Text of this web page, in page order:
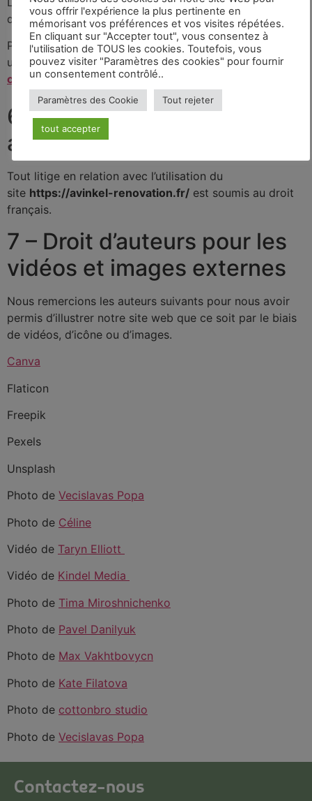
de
13mois.
Pour plus d’informations sur la façon dont nous faisons
usage des cookies, lisez notrepolitique de
confidentialite.
6 – Droit applicable et
attribution de juridiction.
Tout litige en relation avec l’utilisation du
site https://avinkel-renovation.fr/ est soumis au droit
français.
7 – Droit d’auteurs pour les
vidéos et images externes
Nous remercions les auteurs suivants pour nous avoir
permis d’illustrer notre site web que ce soit par le biais
de vidéos, d’icône ou d’images.
Canva
Flaticon
Freepik
Pexels
Unsplash
Photo de Vecislavas Popa
Photo de Céline
Vidéo de Taryn Elliott
Vidéo de Kindel Media
Photo de Tima Miroshnichenko
Photo de Pavel Danilyuk
Photo de Max Vakhtbovycn
Photo de Kate Filatova
Photo de cottonbro studio
Photo de Vecislavas Popa
Contactez-nous
vous offrir l'expérience la plus pertinente en
mémorisant vos préférences et vos visites répétées.
En cliquant sur "Accepter tout", vous consentez à
l'utilisation de TOUS les cookies. Toutefois, vous
pouvez visiter "Paramètres des cookies" pour fournir
un consentement contrôlé..
Paramètres des Cookie Tout rejeter
tout accepter